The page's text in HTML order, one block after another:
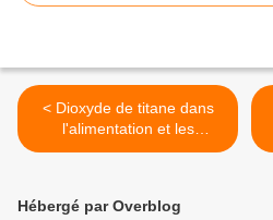
< Dioxyde de titane dans
l'alimentation et les
médicaments : un
Hébergé par Overblog